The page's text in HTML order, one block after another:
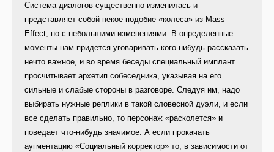
Система диалогов существенно изменилась и
представляет собой некое подобие «колеса» из Mass
Effect, но с небольшими изменениями. В определенные
моменты нам придется уговаривать кого-нибудь рассказать
нечто важное, и во время беседы специальный имплант
просчитывает архетип собеседника, указывая на его
сильные и слабые стороны в разговоре. Следуя им, надо
выбирать нужные реплики в такой словесной дуэли, и если
все сделать правильно, то персонаж «расколется» и
поведает что-нибудь значимое. А если прокачать
аугментацию «Социальный корректор» то, в зависимости от